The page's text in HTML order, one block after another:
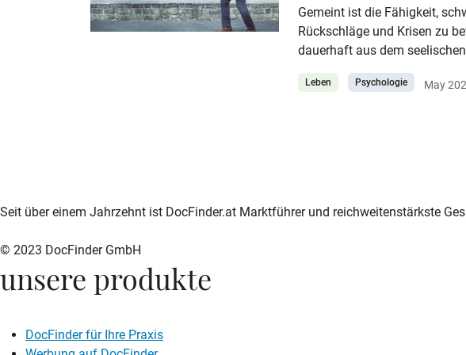
Resilienz bei Kindern
wie Eltern ihre Kinder im
Gemeint ist die Fähigkeit,
Rückschläge und Krisen zu
dauerhaft aus dem
geraten. Sie hilft dabei, mit
und nach herausfordernden
Leben Psychologie May
zur DocFinder-Startseite
logo icon
Seit über einem Jahrzehnt ist DocFinder.at Marktführer und reichweitenstärkste
© 2023 DocFinder GmbH
unsere produkte
DocFinder für Ihre Praxis